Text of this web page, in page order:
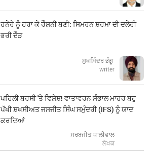
ਹਨੇਰੇ ਨੂੰ ਹਰਾ ਕੇ ਰੌਸ਼ਨੀ ਬਣੀ: ਸਿਮਰਨ ਸ਼ਰਮਾ ਦੀ ਦਲੇਰੀ
ਭਰੀ ਦੌੜ
ਸੁਖਮਿੰਦਰ ਭੰਗੂ
writer
ਪਹਿਲੀ ਬਰਸੀ 'ਤੇ ਵਿਸ਼ੇਸ਼! ਵਾਤਾਵਰਨ ਸੰਭਾਲ ਮਾਹਰ ਬਹੁ
ਪੱਖੀ ਸ਼ਖਸੀਅਤ ਜਸਜੀਤ ਸਿੰਘ ਸਮੁੰਦਰੀ (IFS) ਨੂੰ ਯਾਦ
ਕਰਦਿਆਂ
ਸਰਬਜੀਤ ਧਾਲੀਵਾਲ
ਲੇਖਕ